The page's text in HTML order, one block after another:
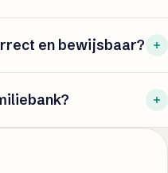
en bewijsbaar?